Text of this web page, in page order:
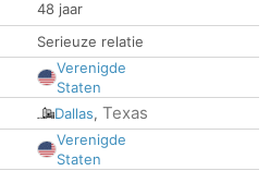
48 jaar
Serieuze relatie
Verenigde
Staten
Dallas, Texas
Verenigde
Staten